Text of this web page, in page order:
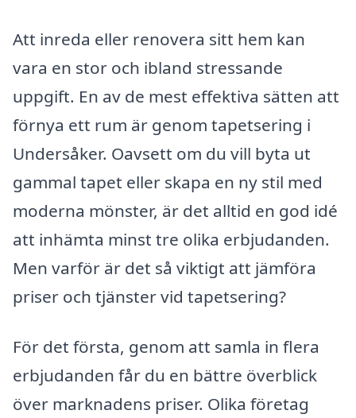
Att inreda eller renovera sitt hem kan
vara en stor och ibland stressande
uppgift. En av de mest effektiva sätten att
förnya ett rum är genom tapetsering i
Undersåker. Oavsett om du vill byta ut
gammal tapet eller skapa en ny stil med
moderna mönster, är det alltid en god idé
att inhämta minst tre olika erbjudanden.
Men varför är det så viktigt att jämföra
priser och tjänster vid tapetsering?
För det första, genom att samla in flera
erbjudanden får du en bättre överblick
över marknadens priser. Olika företag